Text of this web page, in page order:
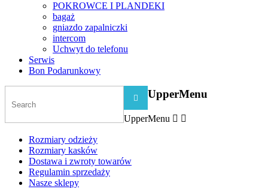
POKROWCE I PLANDEKI
bagaż
gniazdo zapalniczki
intercom
Uchwyt do telefonu
Serwis
Bon Podarunkowy
 UpperMenu
UpperMenu  
Rozmiary odzieży
Rozmiary kasków
Dostawa i zwroty towarów
Regulamin sprzedaży
Nasze sklepy